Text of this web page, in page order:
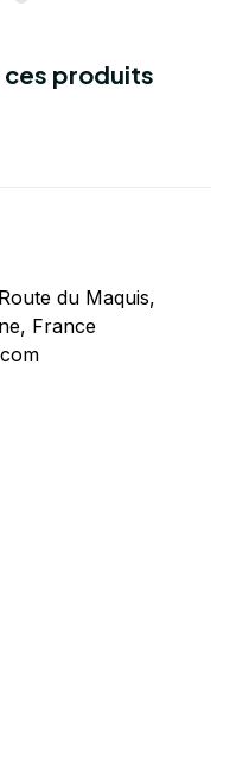
ces produits
du Maquis,
France